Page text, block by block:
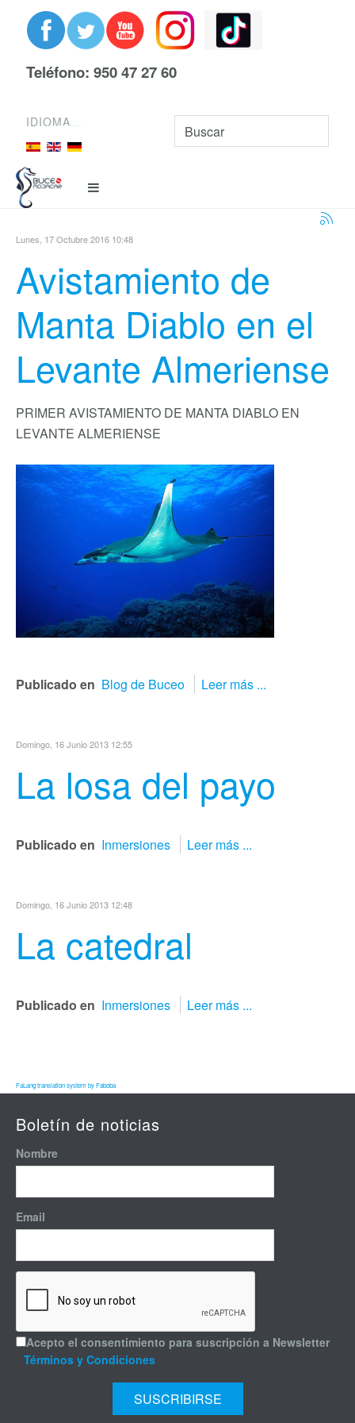
Teléfono: 950 47 27 60
IDIOMA
Lunes, 17 Octubre 2016 10:48
Avistamiento de
Manta Diablo en el
Levante Almeriense
PRIMER AVISTAMIENTO DE MANTA DIABLO EN
LEVANTE ALMERIENSE
Publicado en Blog de Buceo Leer más ...
Domingo, 16 Junio 2013 12:55
La losa del payo
Publicado en Inmersiones Leer más ...
Domingo, 16 Junio 2013 12:48
La catedral
Publicado en Inmersiones Leer más ...
FaLang translation system by Faboba
Boletín de noticias
Nombre
Email
Acepto el consentimiento para suscripción a Newsletter
Términos y Condiciones